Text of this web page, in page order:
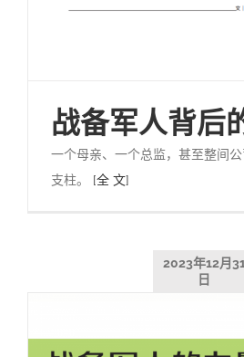
战备军人背后
一个母亲、一个总监，甚至整间
支柱。 [全 文]
2023年12月
日